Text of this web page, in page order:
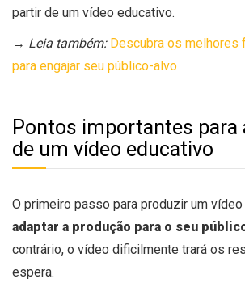
partir de um vídeo educativo.
→ Leia também: Descubra os melhores
para engajar seu público-alvo
Pontos importantes para
de um vídeo educativo
O primeiro passo para produzir um
adaptar a produção para o seu
contrário, o vídeo dificilmente trará os
espera.